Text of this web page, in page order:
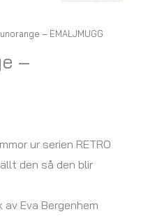
– EMALJMUGG
–
ur serien RETRO
den så den blir
Eva Bergenhem